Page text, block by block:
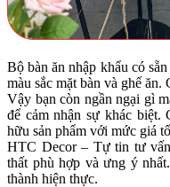
Bộ bàn ăn nhập khẩu có
màu sắc mặt bàn và ghế
Vậy bạn còn ngần ngại gì
để cảm nhận sự khác biệt.
hữu sản phẩm với mức giá
HTC Decor – Tự tin tư
thất phù hợp và ưng ý
thành hiện thực.